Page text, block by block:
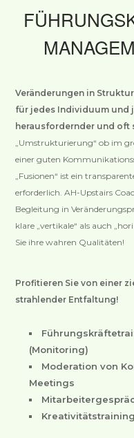
Veränderungen in
für jedes Individuum und
herausfordernder und oft
„Umstrukturierung“ ob im
einer guten
„Fusionen“ ist ein
erforderlich. AH-Upstairs
Begleitung in
klare „vertikale“ als auch
Sie ihre wahren Qualitäten!
Profitieren Sie von einer
strahlender Entfaltung!
(Monitoring)
Moderation von
Meetings
Kreativitätstraining